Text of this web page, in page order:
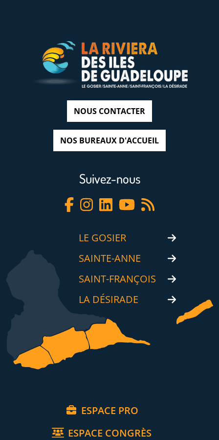
NOUS CONTACTER
NOS BUREAUX D'ACCUEIL
Suivez-nous
LE GOSIER
SAINTE-ANNE
SAINT-FRANÇOIS
LA DÉSIRADE
ESPACE PRO
ESPACE CONGRÈS